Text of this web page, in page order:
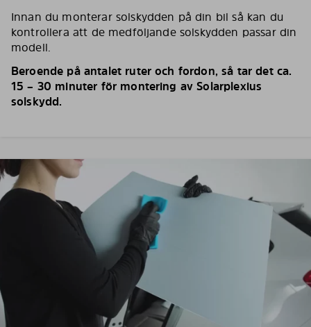
Innan du monterar solskydden på din bil så kan du
kontrollera att de medföljande solskydden passar din
modell.
Beroende på antalet ruter och fordon, så tar det ca.
15 – 30 minuter för montering av Solarplexius
solskydd.